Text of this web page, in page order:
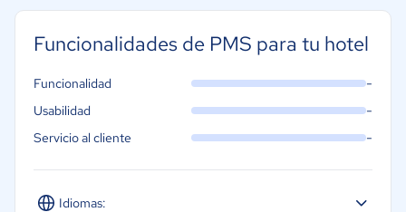
Funcionalidades de PMS para tu hotel
Idiomas:
Funcionalidad -
Usabilidad -
Servicio al cliente -